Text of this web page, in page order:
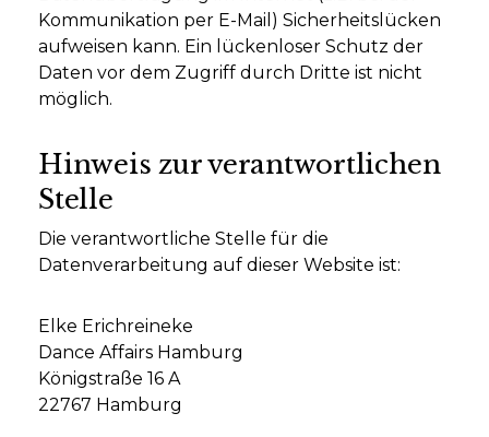
Kommunikation per E-Mail) Sicherheitslücken
aufweisen kann. Ein lückenloser Schutz der
Daten vor dem Zugriff durch Dritte ist nicht
möglich.
Hinweis zur verantwortlichen
Stelle
Die verantwortliche Stelle für die
Datenverarbeitung auf dieser Website ist:
Elke Erichreineke
Dance Affairs Hamburg
Königstraße 16 A
22767 Hamburg